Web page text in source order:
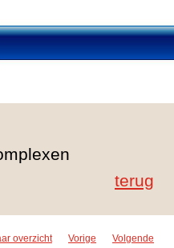
terug
overzicht Vorige Volgende